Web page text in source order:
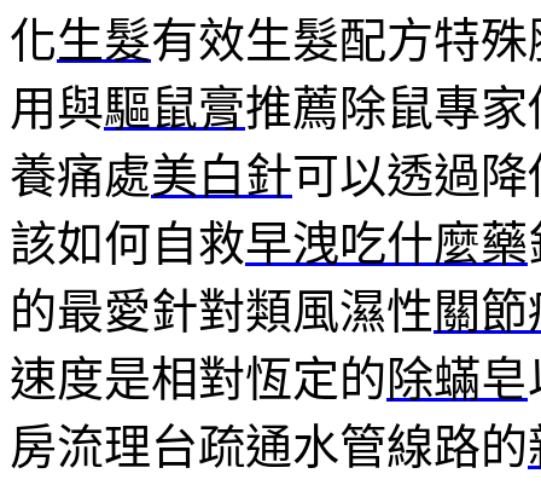
化生髮有效生髮配方特
用與驅鼠膏推薦除鼠專
養痛處美白針可以透過
該如何自救早洩吃什麼藥
的最愛針對類風濕性關
速度是相對恆定的除蟎皂
房流理台疏通水管線路的